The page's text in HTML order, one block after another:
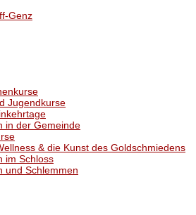
Genz
Jugendkurse
in der Gemeinde
& die Kunst des Goldschmiedens
im Schloss
und Schlemmen